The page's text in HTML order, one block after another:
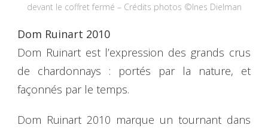
devant le coffret fermé – Crédits photos ©Ines Dielman
Dom Ruinart 2010
Dom Ruinart est l’expression des grands crus
de chardonnays : portés par la nature, et
façonnés par le temps.
Dom Ruinart 2010 marque un tournant dans